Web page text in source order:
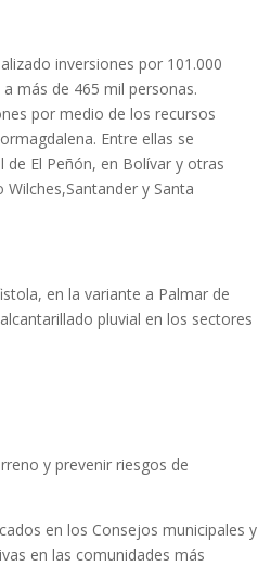
inversiones por 101.000
más de 465 mil personas.
por medio de los recursos
Entre ellas se
El Peñón, en Bolívar y otras
y Santa
en la variante a Palmar de
pluvial en los sectores
y prevenir riesgos de
en los Consejos municipales y
en las comunidades más